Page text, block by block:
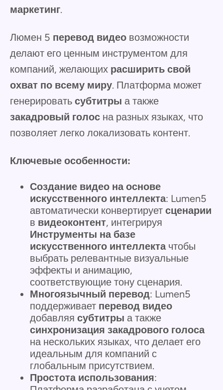
маркетинг.
Люмен 5 перевод видео возможности
делают его ценным инструментом для
компаний, желающих расширить свой
охват по всему миру. Платформа может
генерировать субтитры а также
закадровый голос на разных языках, что
позволяет легко локализовать контент.
Ключевые особенности:
Создание видео на основе
искусственного интеллекта: Lumen5
автоматически конвертирует сценарии
в видеоконтент, интегрируя
Инструменты на базе
искусственного интеллектачтобы
выбрать релевантные визуальные
эффекты и анимацию,
соответствующие тону сценария.
Многоязычный перевод: Lumen5
поддерживает перевод видео
добавляя субтитры а также
синхронизация закадрового голоса
на нескольких языках, что делает его
идеальным для компаний с
глобальным присутствием.
Простота использования: